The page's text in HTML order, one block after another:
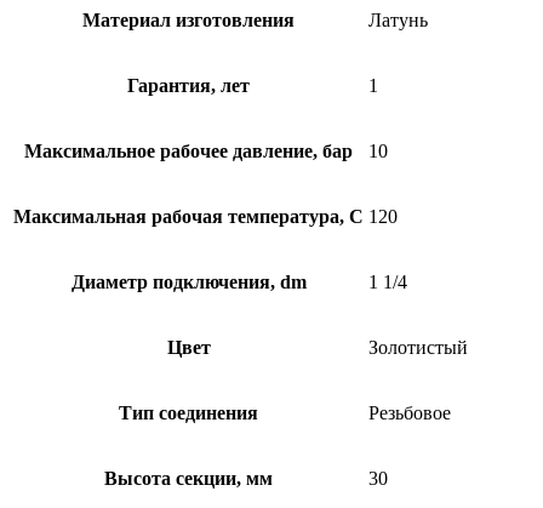
Материал изготовления Латунь
Гарантия, лет 1
Максимальное рабочее давление, бар 10
Максимальная рабочая температура, C 120
Диаметр подключения, dm 1 1/4
Цвет Золотистый
Тип соединения Резьбовое
Высота секции, мм 30